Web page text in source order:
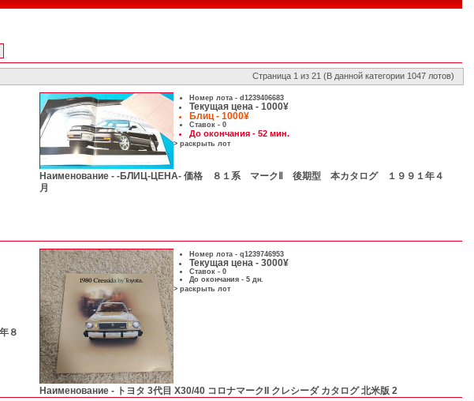
Страница 1 из 21 (В данной категории 1047 лотов)
Номер лота - d1239406683
Текущая цена - 1000¥
Блиц - 1000¥
Ставок - 0
До окончания - 52 мин.
> раскрыть лот
Наименование - -БЛИЦ-ЦЕНА- 価格 ８１系 マークⅡ 後期型 本カタログ １９９１年４
月
８
Номер лота - q1239746953
Текущая цена - 3000¥
Ставок - 0
До окончания - 5 дн.
> раскрыть лот
Наименование - トヨタ 3代目 X30/40 コロナマークII クレシーダ カタログ 北米版 2